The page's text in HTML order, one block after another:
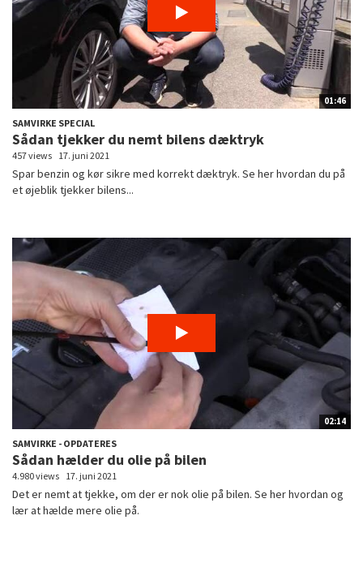
01:46
SAMVIRKE SPECIAL
Sådan tjekker du nemt bilens dæktryk
457 views 17. juni 2021
Spar benzin og kør sikre med korrekt dæktryk. Se her hvordan du på
et øjeblik tjekker bilens...
02:14
SAMVIRKE - OPDATERES
Sådan hælder du olie på bilen
4.980 views 17. juni 2021
Det er nemt at tjekke, om der er nok olie på bilen. Se her hvordan og
lær at hælde mere olie på.